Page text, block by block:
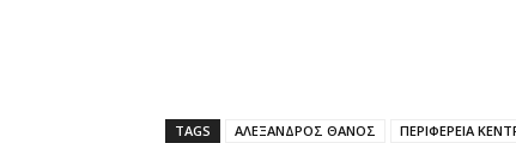
TAGS ΑΛΕΞΑΝΔΡΟΣ ΘΑΝΟΣ ΠΕΡΙΦΕΡΕΙΑ